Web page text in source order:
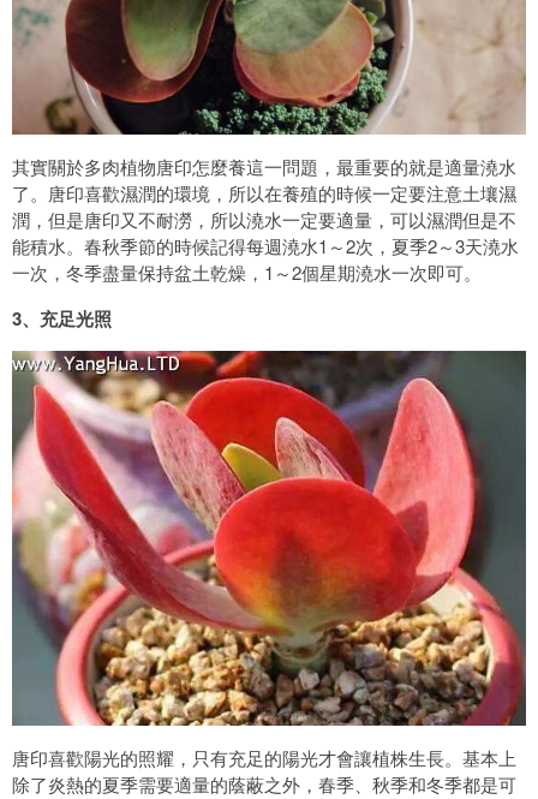
其實關於多肉植物唐印怎麼養這一問題，最重要的就是適量澆水
了。唐印喜歡濕潤的環境，所以在養殖的時候一定要注意土壤濕
潤，但是唐印又不耐澇，所以澆水一定要適量，可以濕潤但是不
能積水。春秋季節的時候記得每週澆水1～2次，夏季2～3天澆水
一次，冬季盡量保持盆土乾燥，1～2個星期澆水一次即可。
3、充足光照
唐印喜歡陽光的照耀，只有充足的陽光才會讓植株生長。基本上
除了炎熱的夏季需要適量的蔭蔽之外，春季、秋季和冬季都是可